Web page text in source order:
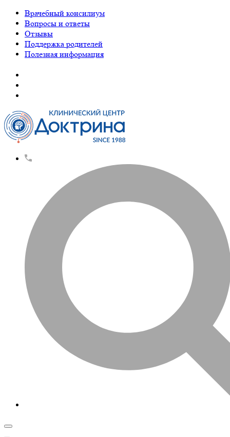
Врачебный консилиум
Вопросы и ответы
Отзывы
Поддержка родителей
Полезная информация